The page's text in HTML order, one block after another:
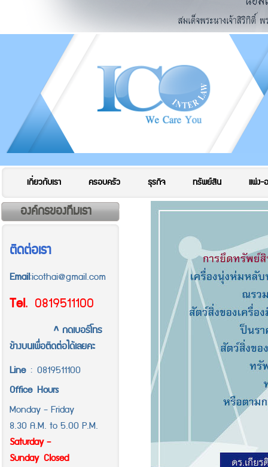
เกี่ยวกับเรา ครอบครัว ธุรกิจ ทรัพย์สิน แพ่ง-
องค์กรของทีมเรา
ติดต่อเรา
Email:icothai@gmail.com
Tel. 0819511100
^ กดเบอร์โทร
ข้างบนเพื่อติดต่อได้เลยคะ
Line: 0819511100
Office Hours
Monday - Friday
8.30 A.M. to 5.00 P.M.
Saturday -
Sunday Closed